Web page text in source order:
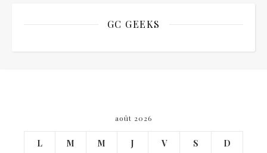
GC GEEKS
août 2026
L M M J V S D